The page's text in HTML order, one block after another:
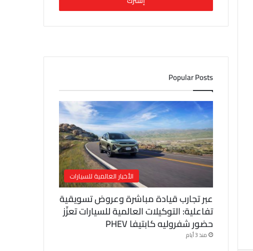
ب
ك
ل
ل
ت
ر
و
ن
ي
Popular Posts
الأخبار العالمية للسيارات
عبر تجارب قيادة مباشرة وعروض تسويقية
تفاعلية: التوكيلات العالمية للسيارات تعزّز
حضور شفروليه كابتيفا PHEV
منذ 3 أيام